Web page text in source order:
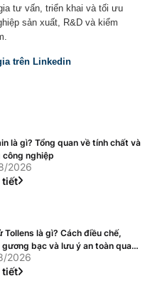
tư vấn, triển khai và tối ưu
sản xuất, R&D và kiểm
trên Linkedin
là gì? Tổng quan về tính chất và
nghiệp
2026
tiết
Tollens là gì? Cách điều chế,
bạc và lưu ý an toàn quan
2026
tiết